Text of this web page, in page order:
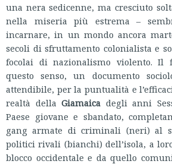
una nera sedicenne, ma cresciuto
nella miseria più estrema –
incarnare, in un mondo ancora
secoli di sfruttamento colonialista e
focolai di nazionalismo violento.
questo senso, un documento
attendibile, per la puntualità e
realtà della Giamaica degli anni
Paese giovane e sbandato,
gang armate di criminali (neri) al
politici rivali (bianchi) dell’isola, a
blocco occidentale e da quello